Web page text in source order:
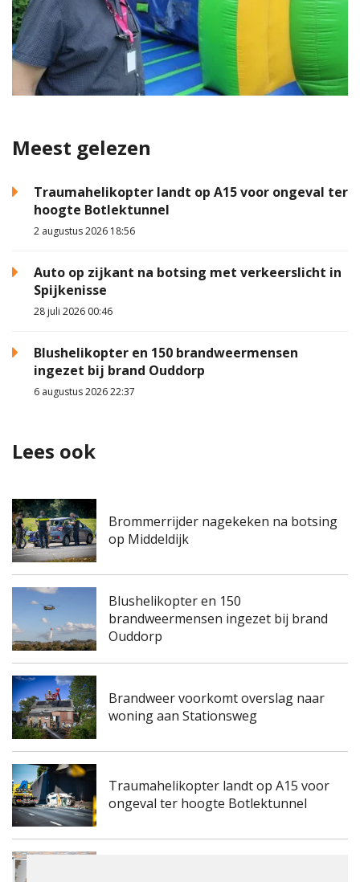
Meest gelezen
Traumahelikopter landt op A15 voor ongeval ter
hoogte Botlektunnel
2 augustus 2026 18:56
Auto op zijkant na botsing met verkeerslicht in
Spijkenisse
28 juli 2026 00:46
Blushelikopter en 150 brandweermensen
ingezet bij brand Ouddorp
6 augustus 2026 22:37
Lees ook
Brommerrijder nagekeken na botsing
op Middeldijk
Blushelikopter en 150
brandweermensen ingezet bij brand
Ouddorp
Brandweer voorkomt overslag naar
woning aan Stationsweg
Traumahelikopter landt op A15 voor
ongeval ter hoogte Botlektunnel